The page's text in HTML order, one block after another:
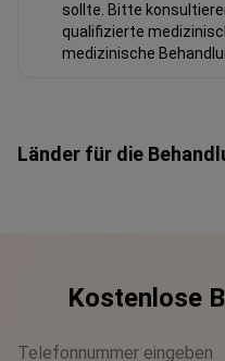
sollte. Bitte
qualifizierte
medizinische
Länder für die
Kostenlose
Telefonnummer eingeben